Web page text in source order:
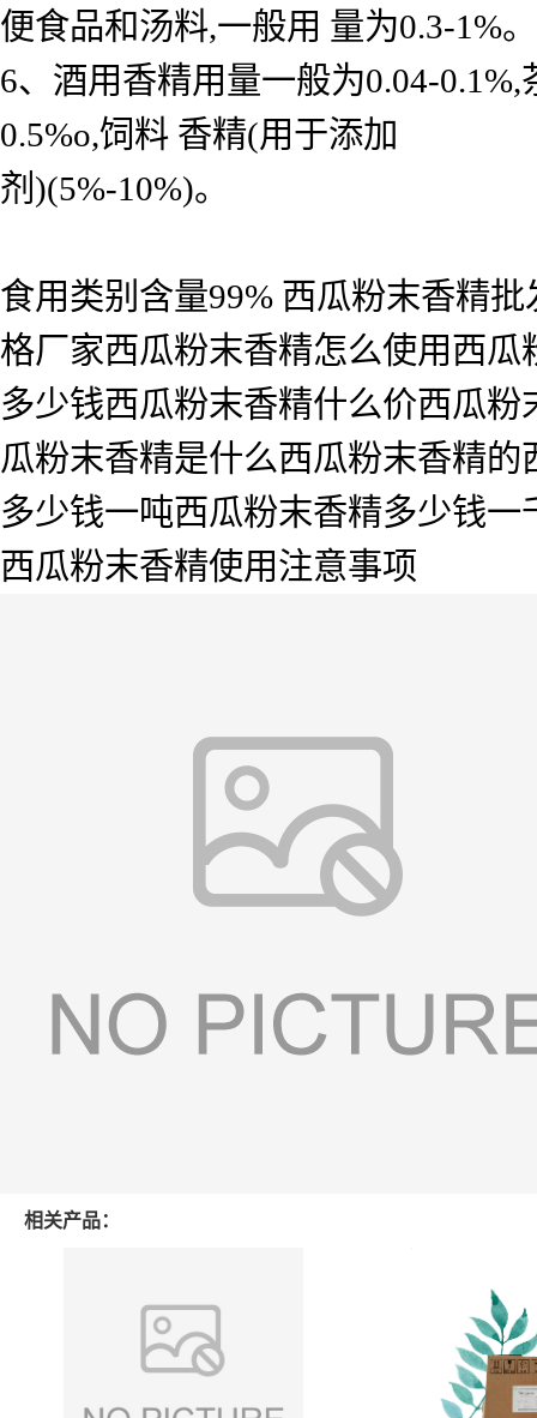
便食品和汤料,一般用 量为0.3-1%。
6、酒用香精用量一般为0.04-
0.5%o,饲料 香精(用于添加
剂)(5%-10%)。
食用类别含量99% 西瓜粉末香精
格厂家西瓜粉末香精怎么使用西
多少钱西瓜粉末香精什么价西瓜
瓜粉末香精是什么西瓜粉末香精
多少钱一吨西瓜粉末香精多少钱
西瓜粉末香精使用注意事项
相关产品：